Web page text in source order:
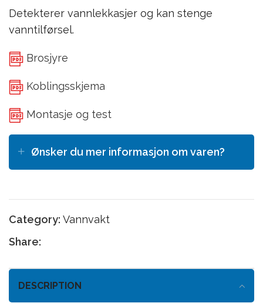
Detekterer vannlekkasjer og kan stenge
vanntilførsel.
Brosjyre
Koblingsskjema
Montasje og test
Ønsker du mer informasjon om varen?
Category: Vannvakt
Share:
DESCRIPTION